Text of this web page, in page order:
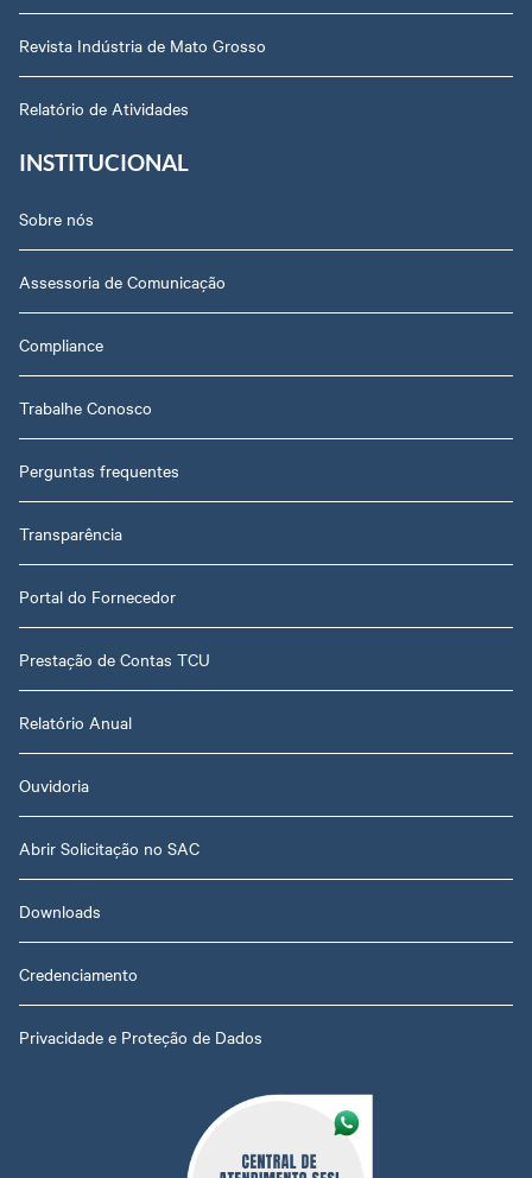
Revista Indústria de Mato Grosso
Relatório de Atividades
INSTITUCIONAL
Sobre nós
Assessoria de Comunicação
Compliance
Trabalhe Conosco
Perguntas frequentes
Transparência
Portal do Fornecedor
Prestação de Contas TCU
Relatório Anual
Ouvidoria
Abrir Solicitação no SAC
Downloads
Credenciamento
Privacidade e Proteção de Dados